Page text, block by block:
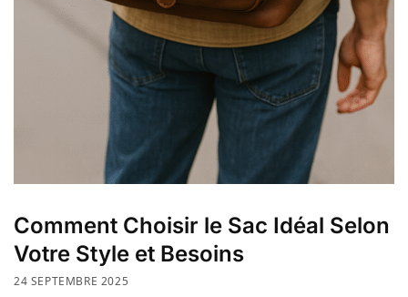
Comment Choisir le Sac Idéal Selon
Votre Style et Besoins
24 SEPTEMBRE 2025